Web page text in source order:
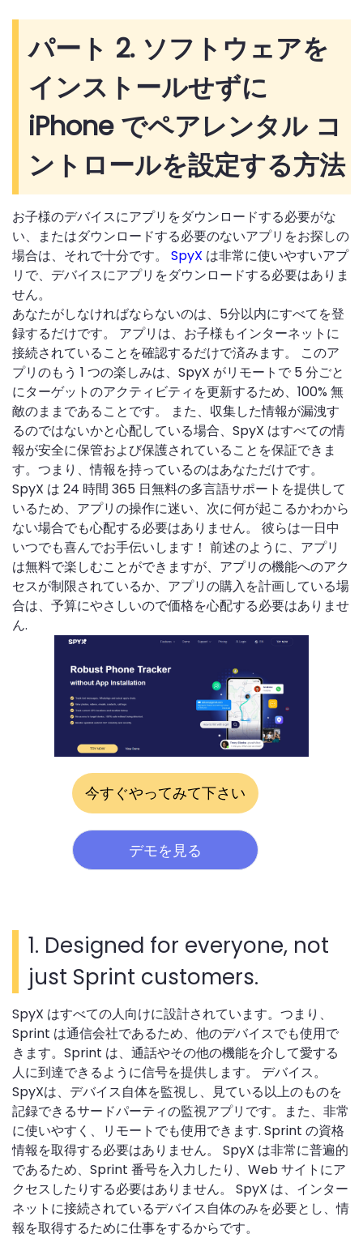
パート 2. ソフトウェアを
インストールせずに
iPhone でペアレンタル コ
ントロールを設定する方法
お子様のデバイスにアプリをダウンロードする必要がな
い、またはダウンロードする必要のないアプリをお探しの
場合は、それで十分です。 SpyX は非常に使いやすいアプ
リで、デバイスにアプリをダウンロードする必要はありま
せん。
あなたがしなければならないのは、5分以内にすべてを登
録するだけです。 アプリは、お子様もインターネットに
接続されていることを確認するだけで済みます。 このア
プリのもう 1 つの楽しみは、SpyX がリモートで 5 分ごと
にターゲットのアクティビティを更新するため、100% 無
敵のままであることです。 また、収集した情報が漏洩す
るのではないかと心配している場合、SpyX はすべての情
報が安全に保管および保護されていることを保証できま
す。つまり、情報を持っているのはあなただけです。
SpyX は 24 時間 365 日無料の多言語サポートを提供して
いるため、アプリの操作に迷い、次に何が起こるかわから
ない場合でも心配する必要はありません。 彼らは一日中
いつでも喜んでお手伝いします！ 前述のように、アプリ
は無料で楽しむことができますが、アプリの機能へのアク
セスが制限されているか、アプリの購入を計画している場
合は、予算にやさしいので価格を心配する必要はありませ
ん.
今すぐやってみて下さい
デモを見る
1. Designed for everyone, not
just Sprint customers.
SpyX はすべての人向けに設計されています。つまり、
Sprint は通信会社であるため、他のデバイスでも使用で
きます。Sprint は、通話やその他の機能を介して愛する
人に到達できるように信号を提供します。 デバイス。
SpyXは、デバイス自体を監視し、見ている以上のものを
記録できるサードパーティの監視アプリです。また、非常
に使いやすく、リモートでも使用できます. Sprint の資格
情報を取得する必要はありません。 SpyX は非常に普遍的
であるため、Sprint 番号を入力したり、Web サイトにア
クセスしたりする必要はありません。 SpyX は、インター
ネットに接続されているデバイス自体のみを必要とし、情
報を取得するために仕事をするからです。